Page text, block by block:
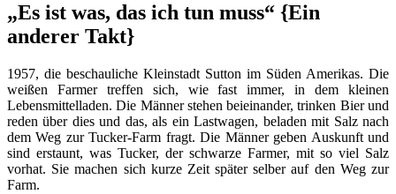
„Es ist was, das ich tun muss“ {Ein
anderer Takt}
1957, die beschauliche Kleinstadt Sutton im Süden Amerikas. Die
weißen Farmer treffen sich, wie fast immer, in dem kleinen
Lebensmittelladen. Die Männer stehen beieinander, trinken Bier und
reden über dies und das, als ein Lastwagen, beladen mit Salz nach
dem Weg zur Tucker-Farm fragt. Die Männer geben Auskunft und
sind erstaunt, was Tucker, der schwarze Farmer, mit so viel Salz
vorhat. Sie machen sich kurze Zeit später selber auf den Weg zur
Farm.